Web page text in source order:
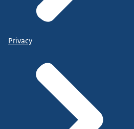
Privacy